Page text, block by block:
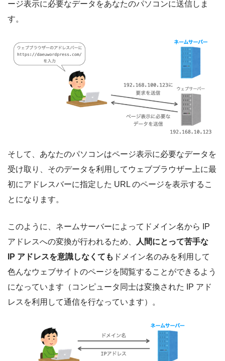
ージ表示に必要なデータをあなたのパソコンに送信しま
す。
そして、あなたのパソコンはページ表示に必要なデータを
受け取り、そのデータを利用してウェブブラウザー上に最
初にアドレスバーに指定した URL のページを表示するこ
とになります。
このように、ネームサーバーによってドメイン名から IP
アドレスへの変換が行われるため、
人間にとって苦手な
IP アドレスを意識しなくても ドメイン名のみを利用して
色んなウェブサイトのページを閲覧することができるよう
になっています（コンピュータ同士は変換された IP アド
レスを利用して通信を行なっています）。